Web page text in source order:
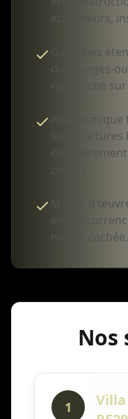
étancheurs,
Garanties
dommages-
rapproché
Aléa
les structures
zone 4
Maître
en
marge
Nos
1